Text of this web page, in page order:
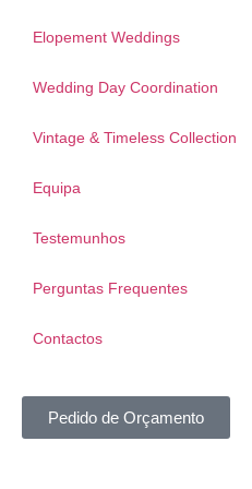
Elopement Weddings
Wedding Day Coordination
Vintage & Timeless Collection
Equipa
Testemunhos
Perguntas Frequentes
Contactos
Pedido de Orçamento